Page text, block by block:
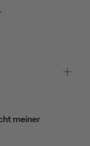
meiner